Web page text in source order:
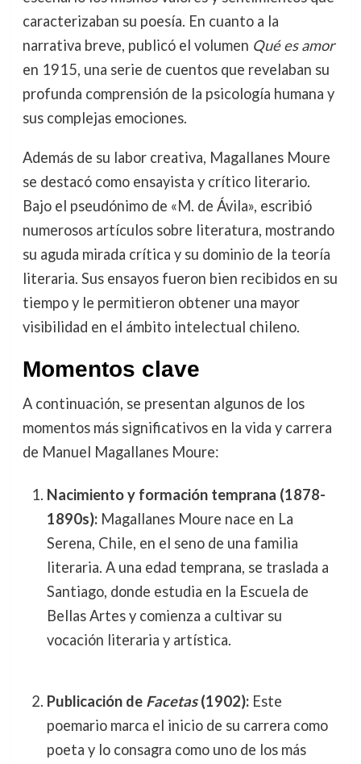
caracterizaban su poesía. En cuanto a la
narrativa breve, publicó el volumen Qué es amor
en 1915, una serie de cuentos que revelaban su
profunda comprensión de la psicología humana y
sus complejas emociones.
Además de su labor creativa, Magallanes Moure
se destacó como ensayista y crítico literario.
Bajo el pseudónimo de «M. de Ávila», escribió
numerosos artículos sobre literatura, mostrando
su aguda mirada crítica y su dominio de la teoría
literaria. Sus ensayos fueron bien recibidos en su
tiempo y le permitieron obtener una mayor
visibilidad en el ámbito intelectual chileno.
Momentos clave
A continuación, se presentan algunos de los
momentos más significativos en la vida y carrera
de Manuel Magallanes Moure:
Nacimiento y formación temprana (1878-
1890s):Magallanes Moure nace en La
Serena, Chile, en el seno de una familia
literaria. A una edad temprana, se traslada a
Santiago, donde estudia en la Escuela de
Bellas Artes y comienza a cultivar su
vocación literaria y artística.
Publicación de Facetas(1902):Este
poemario marca el inicio de su carrera como
poeta y lo consagra como uno de los más